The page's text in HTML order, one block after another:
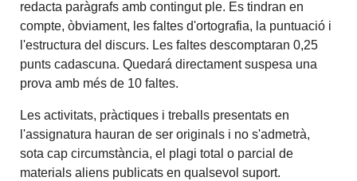
redacta paràgrafs amb contingut ple. Es tindran en
compte, òbviament, les faltes d'ortografia, la puntuació i
l'estructura del discurs. Les faltes descomptaran 0,25
punts cadascuna. Quedará directament suspesa una
prova amb més de 10 faltes.
Les activitats, pràctiques i treballs presentats en
l'assignatura hauran de ser originals i no s'admetrà,
sota cap circumstància, el plagi total o parcial de
materials aliens publicats en qualsevol suport.